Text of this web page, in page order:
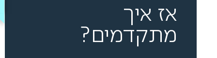
אז איך
מתקדמים?